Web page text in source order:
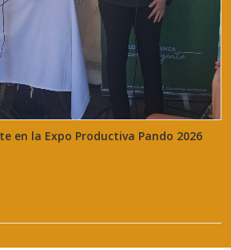
en la Expo Productiva Pando 2026